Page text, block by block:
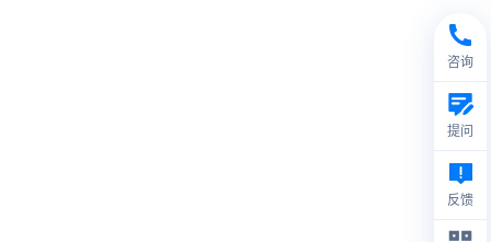
咨询
提问
反馈